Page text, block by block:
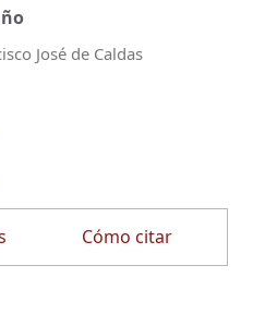
José de Caldas
Cómo citar